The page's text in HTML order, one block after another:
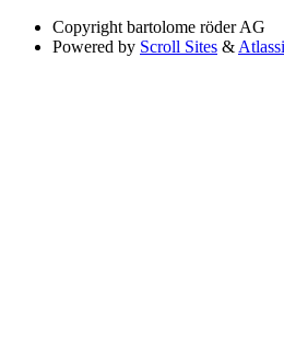
Copyright bartolome röder AG
Powered by Scroll Sites &